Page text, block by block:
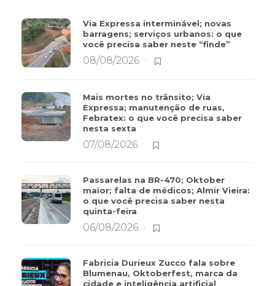
Via Expressa interminável; novas
barragens; serviços urbanos: o que
você precisa saber neste “finde”
08/08/2026
Mais mortes no trânsito; Via
Expressa; manutenção de ruas,
Febratex: o que você precisa saber
nesta sexta
07/08/2026
Passarelas na BR-470; Oktober
maior; falta de médicos; Almir Vieira:
o que você precisa saber nesta
quinta-feira
06/08/2026
Fabricia Durieux Zucco fala sobre
Blumenau, Oktoberfest, marca da
cidade e inteligência artificial